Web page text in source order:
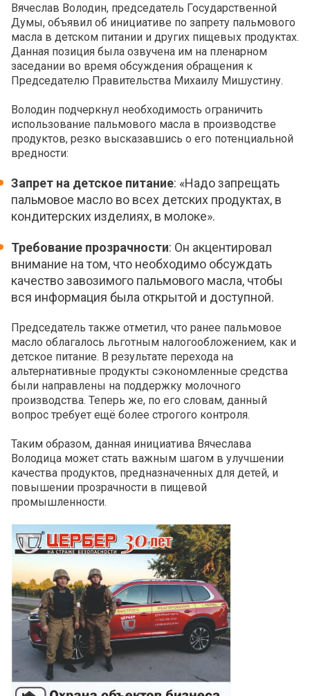
Вячеслав Володин, председатель Государственной
Думы, объявил об инициативе по запрету пальмового
масла в детском питании и других пищевых продуктах.
Данная позиция была озвучена им на пленарном
заседании во время обсуждения обращения к
Председателю Правительства Михаилу Мишустину.
Володин подчеркнул необходимость ограничить
использование пальмового масла в производстве
продуктов, резко высказавшись о его потенциальной
вредности:
Запрет на детское питание: «Надо запрещать
пальмовое масло во всех детских продуктах, в
кондитерских изделиях, в молоке».
Требование прозрачности: Он акцентировал
внимание на том, что необходимо обсуждать
качество завозимого пальмового масла, чтобы
вся информация была открытой и доступной.
Председатель также отметил, что ранее пальмовое
масло облагалось льготным налогообложением, как и
детское питание. В результате перехода на
альтернативные продукты сэкономленные средства
были направлены на поддержку молочного
производства. Теперь же, по его словам, данный
вопрос требует ещё более строгого контроля.
Таким образом, данная инициатива Вячеслава
Володица может стать важным шагом в улучшении
качества продуктов, предназначенных для детей, и
повышении прозрачности в пищевой
промышленности.